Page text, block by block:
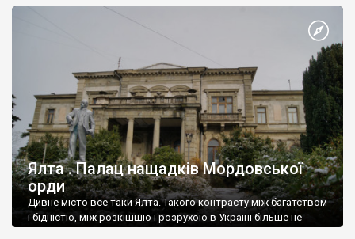
Ялта . Палац нащадків Мордовської
орди
Дивне місто все таки Ялта. Такого контрасту між багатством
і бідністю, між розкішшю і розрухою в Україні більше не